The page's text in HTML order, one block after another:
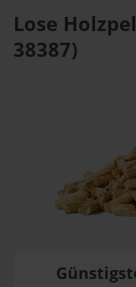
Lose
38387)